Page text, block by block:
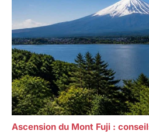
Ascension du Mont Fuji :